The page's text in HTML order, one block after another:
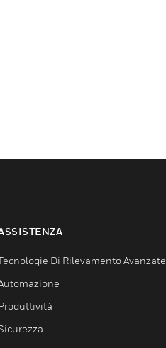
Di Rilevamento Avanzate